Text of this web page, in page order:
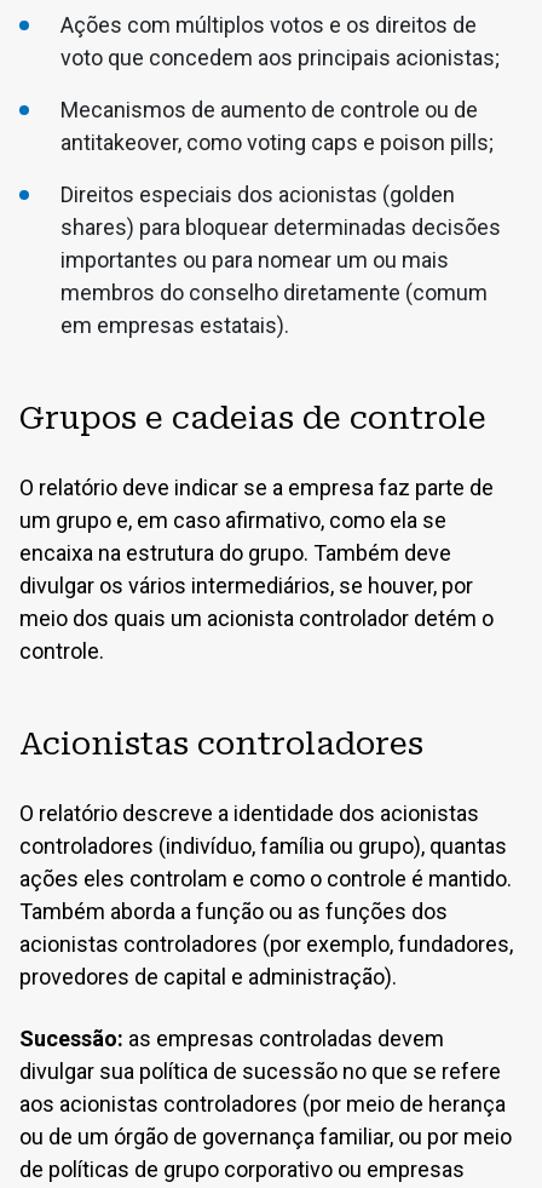
Ações com múltiplos votos e os direitos de
voto que concedem aos principais acionistas;
Mecanismos de aumento de controle ou de
antitakeover, como voting caps e poison pills;
Direitos especiais dos acionistas (golden
shares) para bloquear determinadas decisões
importantes ou para nomear um ou mais
membros do conselho diretamente (comum
em empresas estatais).
Grupos e cadeias de controle
O relatório deve indicar se a empresa faz parte de
um grupo e, em caso afirmativo, como ela se
encaixa na estrutura do grupo. Também deve
divulgar os vários intermediários, se houver, por
meio dos quais um acionista controlador detém o
controle.
Acionistas controladores
O relatório descreve a identidade dos acionistas
controladores (indivíduo, família ou grupo), quantas
ações eles controlam e como o controle é mantido.
Também aborda a função ou as funções dos
acionistas controladores (por exemplo, fundadores,
provedores de capital e administração).
Sucessão: as empresas controladas devem
divulgar sua política de sucessão no que se refere
aos acionistas controladores (por meio de herança
ou de um órgão de governança familiar, ou por meio
de políticas de grupo corporativo ou empresas